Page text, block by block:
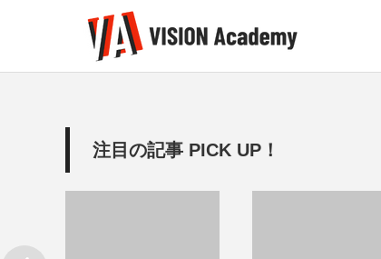
注目の記事 PICK UP！